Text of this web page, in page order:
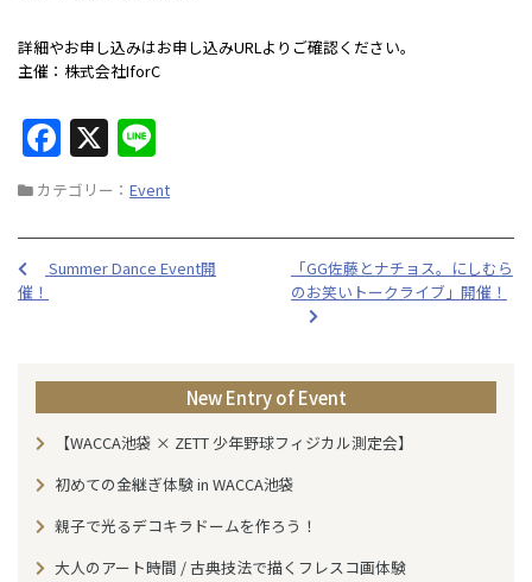
詳細やお申し込みはお申し込みURLよりご確認ください。
主催：株式会社IforC
F
a
c
e
b
k
X
n
e
カテゴリー： Event
Summer Dance Event開
催！
「GG佐藤とナチョス。にしむら
のお笑いトークライブ」開催！
New Entry of Event
【WACCA池袋 × ZETT 少年野球フィジカル測定会】
初めての金継ぎ体験 in WACCA池袋
親子で光るデコキラドームを作ろう！
大人のアート時間 / 古典技法で描くフレスコ画体験